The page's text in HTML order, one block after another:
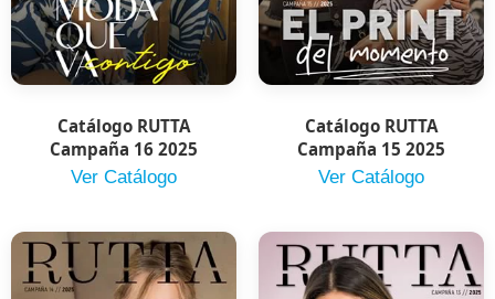
Catálogo RUTTA
Campaña 16 2025
Ver Catálogo
Catálogo RUTTA
Campaña 15 2025
Ver Catálogo